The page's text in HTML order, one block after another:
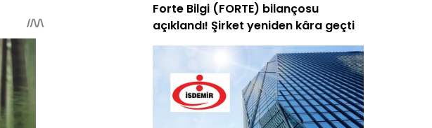
Forte Bilgi (FORTE) bilançosu
açıklandı! Şirket yeniden kâra geçti